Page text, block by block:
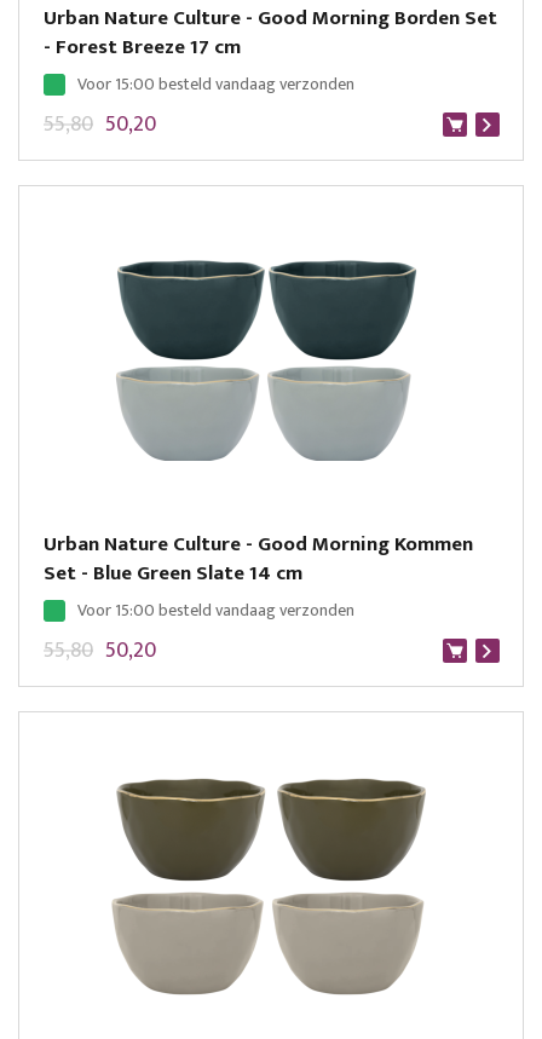
Urban Nature Culture - Good Morning Borden Set
- Forest Breeze 17 cm
Voor 15:00 besteld vandaag verzonden
50,20
55,80
Urban Nature Culture - Good Morning Kommen
Set - Blue Green Slate 14 cm
Voor 15:00 besteld vandaag verzonden
50,20
55,80